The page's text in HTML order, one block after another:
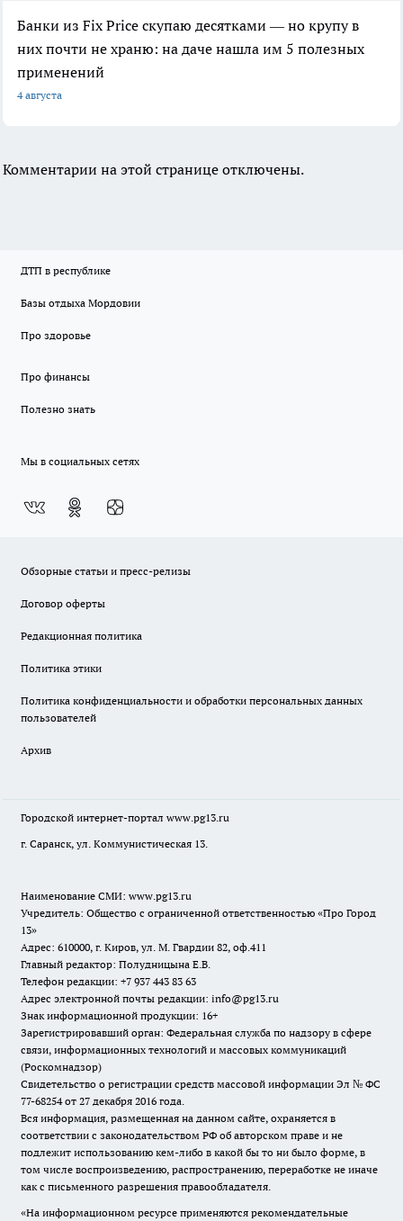
Банки из Fix Price скупаю десятками — но крупу в
них почти не храню: на даче нашла им 5 полезных
применений
4 августа
Комментарии на этой странице отключены.
ДТП в республике
Базы отдыха Мордовии
Про здоровье
Про финансы
Полезно знать
Мы в социальных сетях
Обзорные статьи и пресс-релизы
Договор оферты
Редакционная политика
Политика этики
Политика конфиденциальности и обработки персональных данных
пользователей
Архив
Городской интернет-портал www.pg13.ru
г. Саранск, ул. Коммунистическая 13.
Наименование СМИ: www.pg13.ru
Учредитель: Общество с ограниченной ответственностью «Про Город
13»
Адрес: 610000, г. Киров, ул. М. Гвардии 82, оф.411
Главный редактор: Полудницына Е.В.
Телефон редакции: +7 937 443 83 63
Адрес электронной почты редакции: info@pg13.ru
Знак информационной продукции: 16+
Зарегистрировавший орган: Федеральная служба по надзору в сфере
связи, информационных технологий и массовых коммуникаций
(Роскомнадзор)
Свидетельство о регистрации средств массовой информации Эл № ФС
77-68254 от 27 декабря 2016 года.
Вся информация, размещенная на данном сайте, охраняется в
соответствии с законодательством РФ об авторском праве и не
подлежит использованию кем-либо в какой бы то ни было форме, в
том числе воспроизведению, распространению, переработке не иначе
как с письменного разрешения правообладателя.
«На информационном ресурсе применяются рекомендательные